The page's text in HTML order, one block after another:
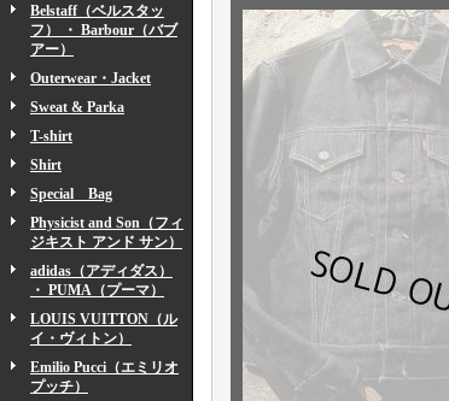
Belstaff（ベルスタッ
フ） ・ Barbour（バブ
アー）
Outerwear・Jacket
Sweat & Parka
T-shirt
Shirt
Special Bag
Physicist and Son（フィ
ジキスト アンド サン）
adidas（アディダス）
・ PUMA（プーマ）
LOUIS VUITTON（ル
イ・ヴィトン）
Emilio Pucci（エミリオ
プッチ）